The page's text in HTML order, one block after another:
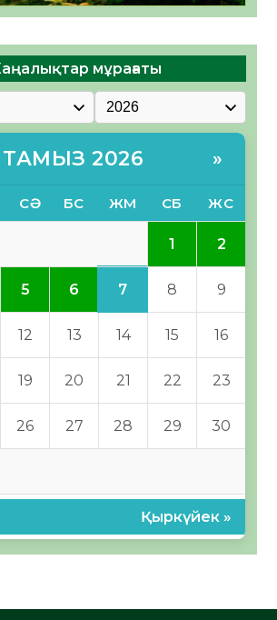
мұрағаты
ТАМЫЗ 2026 »
СӘ БС ЖМ СБ ЖС
1 2
5 6 7 8 9
12 13 14 15 16
19 20 21 22 23
26 27 28 29 30
Қыркүйек »